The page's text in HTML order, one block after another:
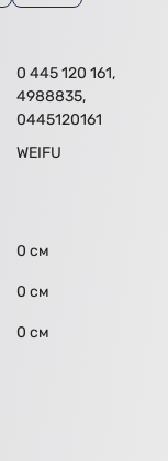
0 445 120 161,
4988835,
0445120161
WEIFU
0 см
0 см
0 см